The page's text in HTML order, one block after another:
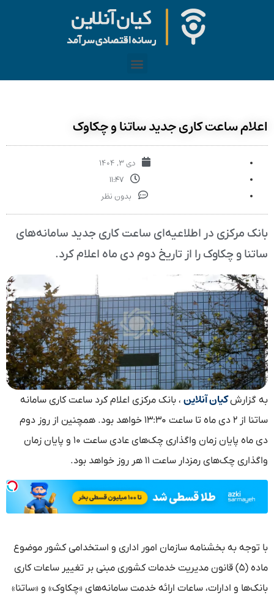
اعلام ساعت کاری جدید ساتنا و چکاوک‌
دی ۳, ۱۴۰۴
۱۱:۴۷
بدون نظر
بانک مرکزی در اطلاعیه‌ای ساعت کاری جدید سامانه‌های
ساتنا و چکاوک را از تاریخ دوم دی ماه اعلام کرد.
به گزارشکیان آنلاین ، بانک مرکزی اعلام کرد ساعت کاری سامانه
ساتنا از ۲ دی ماه تا ساعت ۱۳:۳۰ خواهد بود. همچنین از روز دوم
دی ماه پایان زمان واگذاری چک‌های عادی ساعت ۱۰ و پایان زمان
واگذاری چک‌های رمزدار ساعت ۱۱ هر روز خواهد بود.
با توجه به بخشنامه سازمان امور اداری و استخدامی کشور موضوع
ماده (۵) قانون مدیریت خدمات کشوری مبنی‌ بر تغییر ساعات کاری
بانک‌ها و ادارات، ساعات‌ ارائه خدمت سامانه‌های «چکاوک» و «ساتنا»